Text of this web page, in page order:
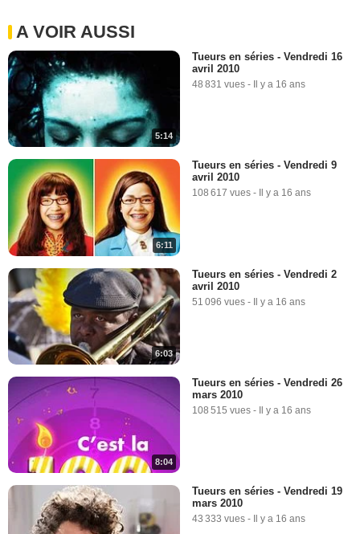
A VOIR AUSSI
5:14
Tueurs en séries - Vendredi 16
avril 2010
48 831 vues - Il y a 16 ans
6:11
Tueurs en séries - Vendredi 9
avril 2010
108 617 vues - Il y a 16 ans
6:03
Tueurs en séries - Vendredi 2
avril 2010
51 096 vues - Il y a 16 ans
8:04
Tueurs en séries - Vendredi 26
mars 2010
108 515 vues - Il y a 16 ans
Tueurs en séries - Vendredi 19
mars 2010
43 333 vues - Il y a 16 ans